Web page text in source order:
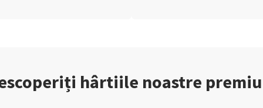
hârtiile noastre